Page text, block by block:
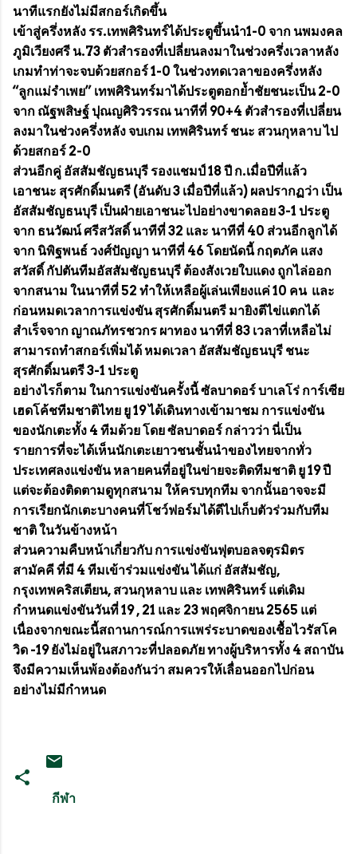
นาทีแรกยังไม่มีสกอร์เกิดขึ้น
เข้าสู่ครึ่งหลัง รร.เทพศิรินทร์ได้ประตูขึ้นนำ1-0 จาก นพมงคล
ภูมิเวียงศรี น.73 ตัวสำรองที่เปลี่ยนลงมาในช่วงครึ่งเวลาหลัง
เกมทำท่าจะจบด้วยสกอร์ 1-0 ในช่วงทดเวลาของครึ่งหลัง
“ลูกแม่รำเพย” เทพศิรินทร์มาได้ประตูตอกย้ำชัยชนะเป็น 2-0
จาก ณัฐพสิษฐ์ ปุณญศิริวรรณ นาทีที่ 90+4 ตัวสำรองที่เปลี่ยน
ลงมาในช่วงครึ่งหลัง จบเกม เทพศิรินทร์ ชนะ สวนกุหลาบ ไป
ด้วยสกอร์ 2-0
ส่วนอีกคู่ อัสสัมชัญธนบุรี รองแชมป์ 18 ปี ก.เมื่อปีที่แล้ว
เอาชนะ สุรศักดิ์มนตรี (อันดับ 3 เมื่อปีที่แล้ว) ผลปรากฏว่า เป็น
อัสสัมชัญธนบุรี เป็นฝ่ายเอาชนะไปอย่างขาดลอย 3-1 ประตู
จาก ธนวัฒน์ ศรีสวัสดิ์ นาทีที่ 32 และ นาทีที่ 40 ส่วนอีกลูกได้
จาก นิพิฐพนธ์ วงศ์ปัญญา นาทีที่ 46 โดยนัดนี้ กฤตภัค แสง
สวัสดิ์ กัปตันทีมอัสสัมชัญธนบุรี ต้องสังเวยใบแดง ถูกไล่ออก
จากสนาม ในนาทีที่ 52 ทำให้เหลือผู้เล่นเพียงแค่ 10 คน และ
ก่อนหมดเวลาการแข่งขัน สุรศักดิ์มนตรี มายิงตีไข่แตกได้
สำเร็จจาก ญาณภัทรชวกร ผาทอง นาทีที่ 83 เวลาที่เหลือไม่
สามารถทำสกอร์เพิ่มได้ หมดเวลา อัสสัมชัญธนบุรี ชนะ
สุรศักดิ์มนตรี 3-1 ประตู
อย่างไรก็ตาม ในการแข่งขันครั้งนี้ ซัลบาดอร์ บาเลโร่ การ์เซีย
เฮดโค้ชทีมชาติไทย ยู 19 ได้เดินทางเข้ามาชม การแข่งขัน
ของนักเตะทั้ง 4 ทีมด้วย โดย ซัลบาดอร์ กล่าวว่า นี่เป็น
รายการที่จะได้เห็นนักเตะเยาวชนชั้นนำของไทยจากทั่ว
ประเทศลงแข่งขัน หลายคนที่อยู่ในข่ายจะติดทีมชาติ ยู 19 ปี
แต่จะต้องติดตามดูทุกสนาม ให้ครบทุกทีม จากนั้นอาจจะมี
การเรียกนักเตะบางคนที่โชว์ฟอร์มได้ดีไปเก็บตัวร่วมกับทีม
ชาติ ในวันข้างหน้า
ส่วนความคืบหน้าเกี่ยวกับ การแข่งขันฟุตบอลจตุรมิตร
สามัคคี ที่มี 4 ทีมเข้าร่วมแข่งขัน ได้แก่ อัสสัมชัญ,
กรุงเทพคริสเตียน, สวนกุหลาบ และ เทพศิรินทร์ แต่เดิม
กำหนดแข่งขันวันที่ 19 , 21 และ 23 พฤศจิกายน 2565 แต่
เนื่องจากขณะนี้สถานการณ์การแพร่ระบาดของเชื้อไวรัสโค
วิด -19 ยังไม่อยู่ในสภาวะที่ปลอดภัย ทางผู้บริหารทั้ง 4 สถาบัน
จึงมีความเห็นพ้องต้องกันว่า สมควรให้เลื่อนออกไปก่อน
อย่างไม่มีกำหนด
กีฬา